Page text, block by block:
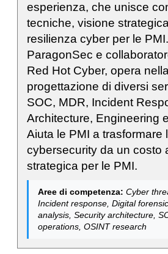
esperienza, che unisce
tecniche, visione
resilienza cyber per le
ParagonSec e
Red Hot Cyber, opera
progettazione di diversi
SOC, MDR, Incident
Architecture, Engineering
Aiuta le PMI a trasformare
cybersecurity da un costo
strategica per le PMI.
Aree di competenza: Cyber
Incident response, Digital
analysis, Security architecture,
operations, OSINT research